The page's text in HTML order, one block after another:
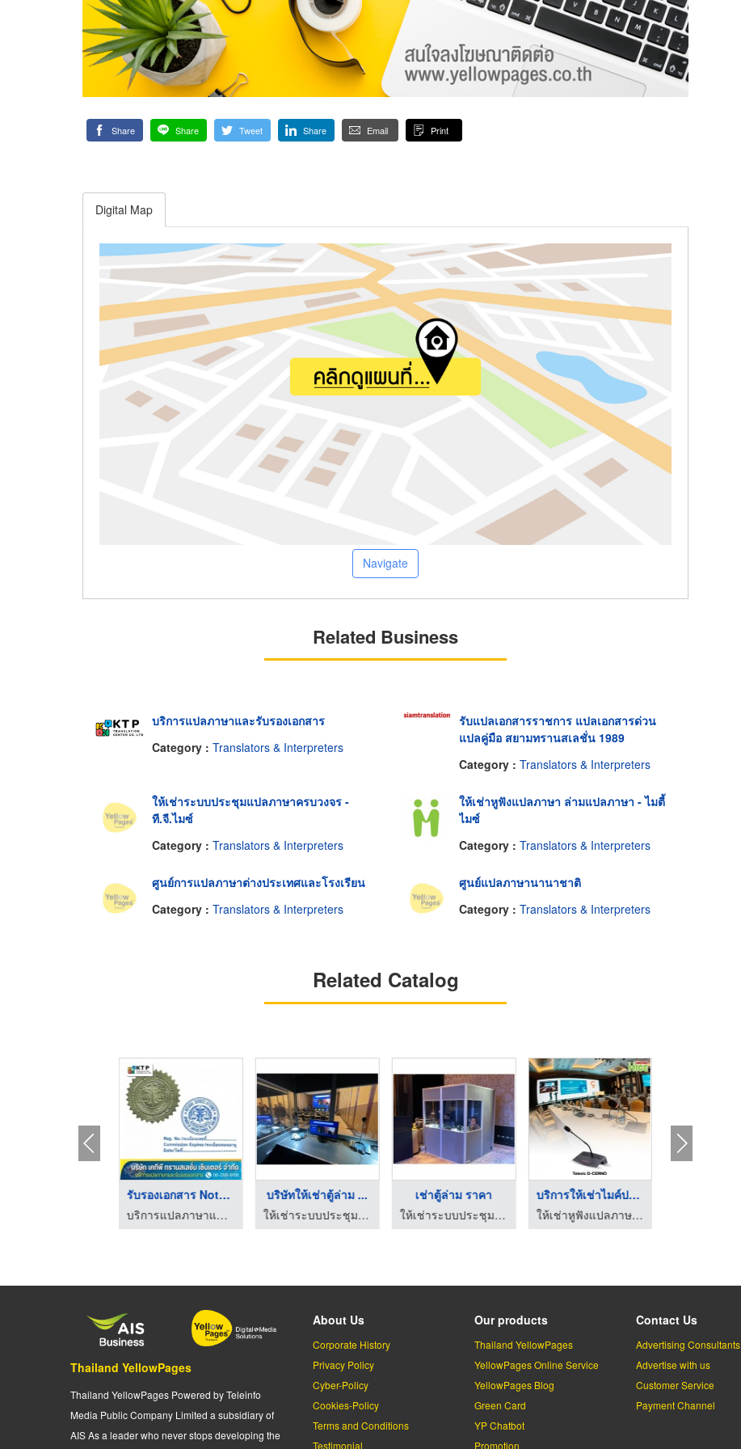
Share Share Tweet Share Email Print
Digital Map
Navigate
Related Business
บริการแปลภาษาและรับรองเอกสาร
Category : Translators & Interpreters
รับแปลเอกสารราชการ แปลเอกสารด่วน
แปลคู่มือ สยามทรานสเลชั่น 1989
Category : Translators & Interpreters
ให้เช่าระบบประชุมแปลภาษาครบวงจร -
ที.จี.ไมซ์
Category : Translators & Interpreters
ให้เช่าหูฟังแปลภาษา ล่ามแปลภาษา - ไมตี้
ไมซ์
Category : Translators & Interpreters
ศูนย์การแปลภาษาต่างประเทศและโรงเรียน
Category : Translators & Interpreters
ศูนย์แปลภาษานานาชาติ
Category : Translators & Interpreters
Related Catalog
รับรองเอกสาร Notary ...
บริการแปลภาษาและรับรองเอกสาร
บริษัทให้เช่าตู้ล่าม ...
ให้เช่าระบบประชุมแปลภาษาครบวงจร - ที.จี.ไมซ์
เช่าตู้ล่าม ราคา
ให้เช่าระบบประชุมแปลภาษาครบวงจร - ที.จี.ไมซ์
บริการให้เช่าไมค์ประ ...
ให้เช่าหูฟังแปลภาษา ล่ามแปลภาษา - ไมตี้ ไมซ์
Thailand YellowPages
Thailand YellowPages Powered by Teleinfo
Media Public Company Limited a subsidiary of
AIS As a leader who never stops developing the
About Us
Corporate History
Privacy Policy
Cyber-Policy
Cookies-Policy
Terms and Conditions
Testimonial
Our products
Thailand YellowPages
YellowPages Online Service
YellowPages Blog
Green Card
YP Chatbot
Promotion
Contact Us
Advertising Consultants
Advertise with us
Customer Service
Payment Channel